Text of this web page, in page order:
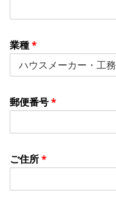
業種*
郵便番号*
ご住所*